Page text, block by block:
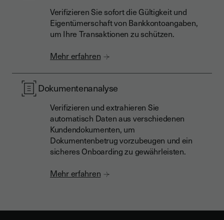
Verifizieren Sie sofort die Gültigkeit und
Eigentümerschaft von Bankkontoangaben,
um Ihre Transaktionen zu schützen.
Mehr erfahren
Dokumentenanalyse
Verifizieren und extrahieren Sie
automatisch Daten aus verschiedenen
Kundendokumenten, um
Dokumentenbetrug vorzubeugen und ein
sicheres Onboarding zu gewährleisten.
Mehr erfahren